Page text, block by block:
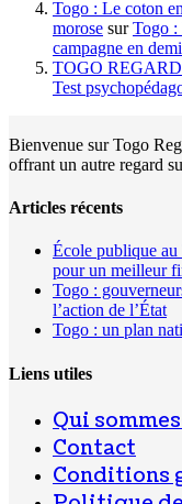
Togo : Le coton
morose surTogo :
campagne en
TOGO REGARD
Test
Bienvenue sur Togo
offrant un autre regard
Articles récents
École publique
pour un meilleur
Togo :
l’action de l’État
Togo : un plan
Liens utiles
Qui
Contact
Conditions